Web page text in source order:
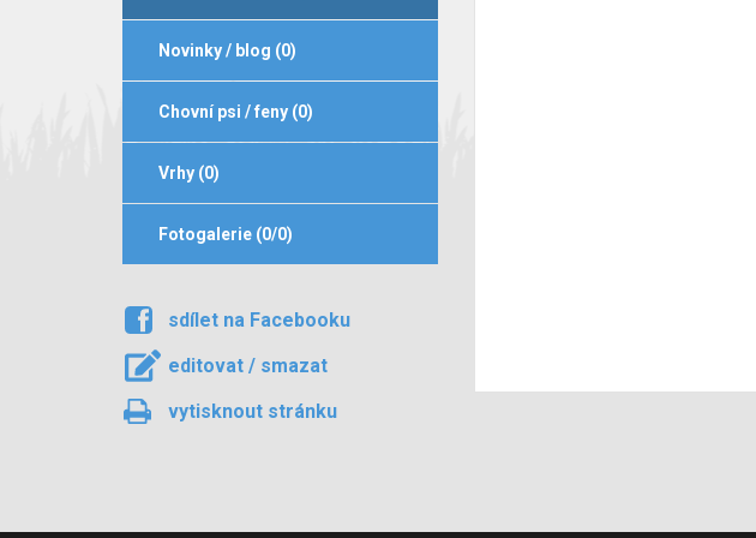
Novinky / blog (0)
Chovní psi / feny (0)
Vrhy (0)
Fotogalerie (0/0)
sdílet na Facebooku
editovat / smazat
vytisknout stránku